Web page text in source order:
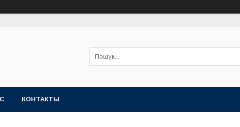
КОНТАКТЫ